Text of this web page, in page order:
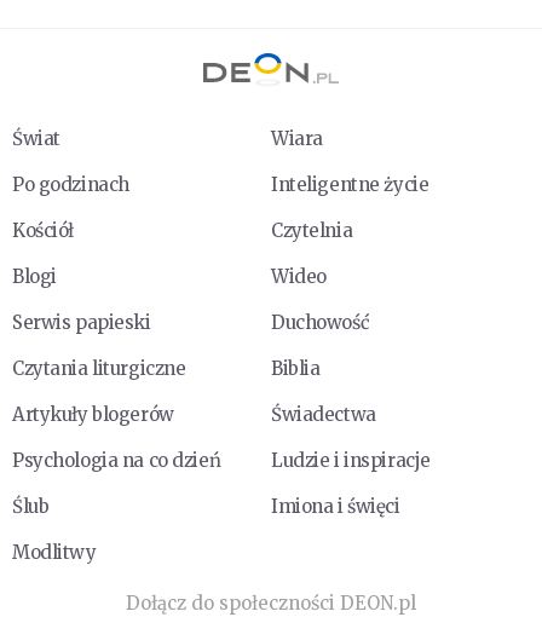
Świat
Wiara
Po godzinach
Inteligentne życie
Kościół
Czytelnia
Blogi
Wideo
Serwis papieski
Duchowość
Czytania liturgiczne
Biblia
Artykuły blogerów
Świadectwa
Psychologia na co dzień
Ludzie i inspiracje
Ślub
Imiona i święci
Modlitwy
Dołącz do społeczności DEON.pl